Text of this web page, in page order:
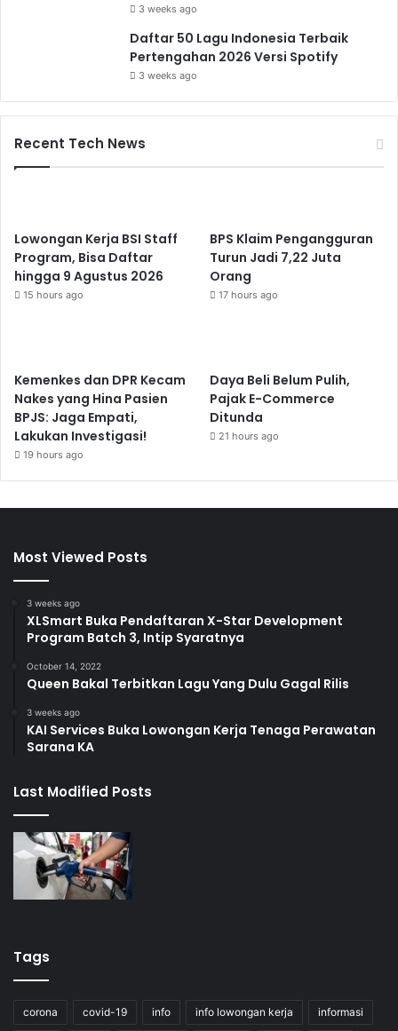
3 weeks ago
Daftar 50 Lagu Indonesia Terbaik
Pertengahan 2026 Versi Spotify
3 weeks ago
Recent Tech News
Lowongan Kerja BSI Staff
Program, Bisa Daftar
hingga 9 Agustus 2026
15 hours ago
BPS Klaim Pengangguran
Turun Jadi 7,22 Juta
Orang
17 hours ago
Kemenkes dan DPR Kecam
Nakes yang Hina Pasien
BPJS: Jaga Empati,
Lakukan Investigasi!
19 hours ago
Daya Beli Belum Pulih,
Pajak E-Commerce
Ditunda
21 hours ago
Most Viewed Posts
3 weeks ago
XLSmart Buka Pendaftaran X-Star Development
Program Batch 3, Intip Syaratnya
October 14, 2022
Queen Bakal Terbitkan Lagu Yang Dulu Gagal Rilis
3 weeks ago
KAI Services Buka Lowongan Kerja Tenaga Perawatan
Sarana KA
Last Modified Posts
Tags
corona covid-19 info info lowongan kerja informasi